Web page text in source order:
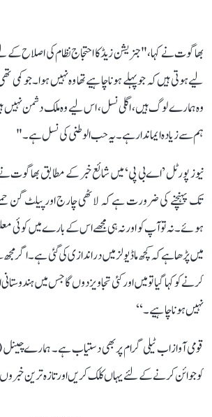
بھاگوت نے کہا، " جنریشن زیڈ کا احتجاج نظام کی اصلاح
لیے ہوتی ہیں کہ جو پہلے ہونا چاہیے تھا وہ نہیں ہوا۔ جو
وہ ہمارے لوگ ہیں، اگلی نسل، اس لیے وہ ملک دشمن نہیں
ہم سے زیادہ ایماندار ہے۔ یہ حب الوطنی کی نسل ہے۔"
نیوز پورٹل ’اے بی پی‘ میں شائع خبر کے مطابق بھاگوت
تک پہنچنے کی ضرورت ہے کہ لاٹھی چارج اور پیلٹ گن
ہوئے۔ نہ تو آپ کو اور نہ ہی مجھے اس کے بارے میں
میں پڑھا ہے کہ کچھ ماڈیولز میں دراندازی کی گئی ہے۔ اگر مجھ
کرنے کو کہا گیا تو میں اور کئی تجاویز دوں گا جس میں
نہیں ہونا چاہیے۔‘‘
قومی آواز اب ٹیلی گرام پر بھی دستیاب ہے۔ ہمارے
کو جوائن کرنے کے لئے یہاں کلک کریں اور تازہ ترین